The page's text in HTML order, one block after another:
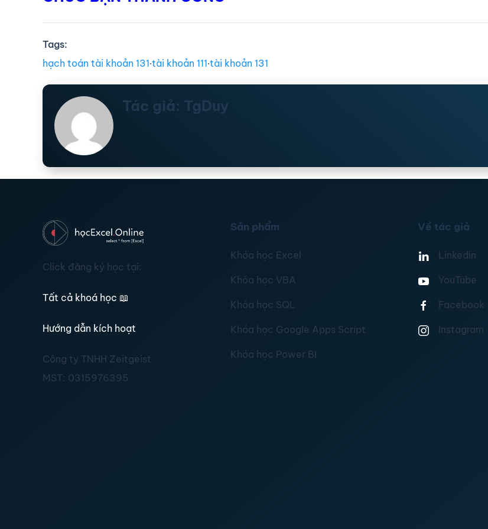
Tags:
hạch toán tài khoản 131∙tài khoản 111∙tài khoản 131
Tác giả: TgDuy
Click đăng ký học tại:
Tất cả khoá học 📖
Hướng dẫn kích hoạt
Công ty TNHH Zeitgeist
MST: 0315976395
Sản phẩm
Khóa học Excel
Khóa học VBA
Khóa học SQL
Khóa học Google Apps Script
Khóa học Power BI
Về tác giả
Linkedin
YouTube
Facebook
Instagram